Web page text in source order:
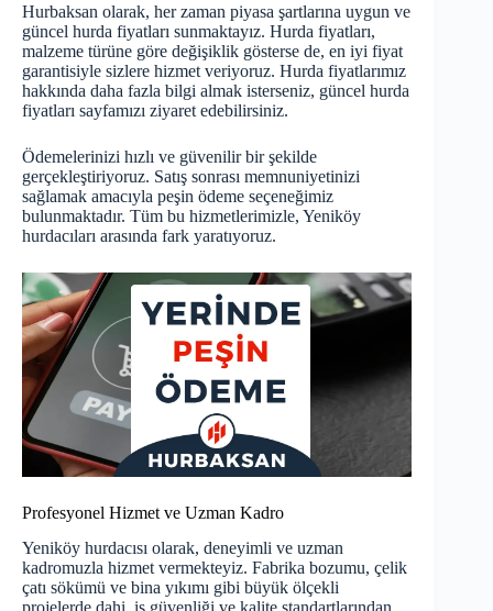
Hurbaksan olarak, her zaman piyasa şartlarına uygun ve
güncel hurda fiyatları sunmaktayız. Hurda fiyatları,
malzeme türüne göre değişiklik gösterse de, en iyi fiyat
garantisiyle sizlere hizmet veriyoruz. Hurda fiyatlarımız
hakkında daha fazla bilgi almak isterseniz, güncel hurda
fiyatları sayfamızı ziyaret edebilirsiniz.
Ödemelerinizi hızlı ve güvenilir bir şekilde
gerçekleştiriyoruz. Satış sonrası memnuniyetinizi
sağlamak amacıyla peşin ödeme seçeneğimiz
bulunmaktadır. Tüm bu hizmetlerimizle, Yeniköy
hurdacıları arasında fark yaratıyoruz.
Profesyonel Hizmet ve Uzman Kadro
Yeniköy hurdacısı olarak, deneyimli ve uzman
kadromuzla hizmet vermekteyiz. Fabrika bozumu, çelik
çatı sökümü ve bina yıkımı gibi büyük ölçekli